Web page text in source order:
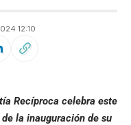
12:10
Recíproca celebra este
la inauguración de su